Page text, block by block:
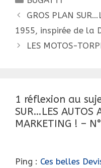
Navigation
des
articles
GROS PLAN
1955, inspirée de la
LES MOTOS-
1 réflexion au
SUR…LES AUTOS
MARKETING ! –
Ping : Ces belles